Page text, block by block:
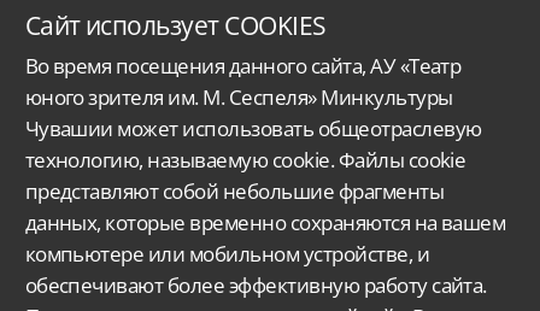
Автономное учреждение Чувашской Республики«Чувашский государственный
ордена Дружбы народовтеатр юного зрителя им. М. Сеспеля»Министерства
культуры, по делам национальностей и архивного дела Чувашской Республики.
Версия для слабовидящих Поиск...
Сайт использует COOKIES
Во время посещения данного сайта, АУ «Театр
юного зрителя им. М. Сеспеля» Минкультуры
Чувашии может использовать общеотраслевую
технологию, называемую cookie. Файлы cookie
представляют собой небольшие фрагменты
данных, которые временно сохраняются на вашем
компьютере или мобильном устройстве, и
обеспечивают более эффективную работу сайта.